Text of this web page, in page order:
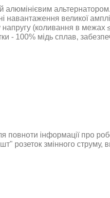
алюмінієвим альтернатором.
навантаження великої
напругу (коливання в межах
- 100% мідь сплав,
повноти інформації про
розеток змінного струму,